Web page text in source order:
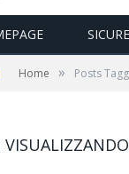
Home » Posts